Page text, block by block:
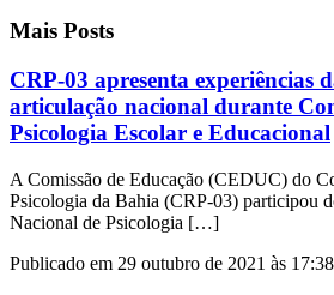
Mais Posts
CRP-03 apresenta experiências
articulação nacional durante
Psicologia Escolar e Educacional
A Comissão de Educação (CEDUC) do
Psicologia da Bahia (CRP-03) participou
Nacional de Psicologia […]
Publicado em 29 outubro de 2021 às 17:38